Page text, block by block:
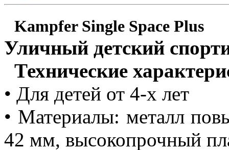
Kampfer Single Space Plus
Уличный детский
Технические
• Для детей от 4-х лет
• Материалы: металл
42 мм, высокопрочный